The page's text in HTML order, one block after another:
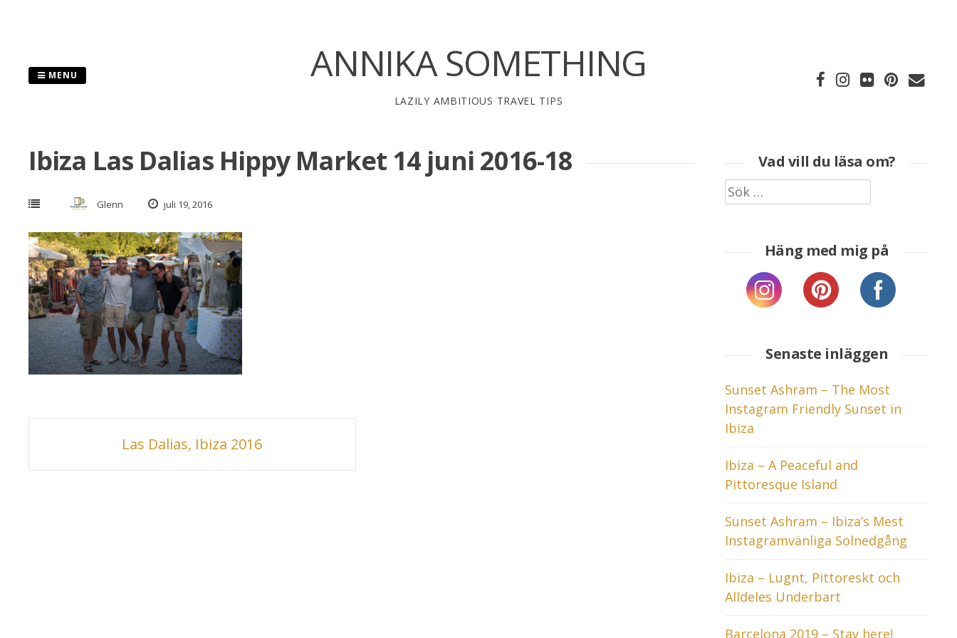
ANNIKA SOMETHING
LAZILY AMBITIOUS TRAVEL TIPS
MENU
Ibiza Las Dalias Hippy Market 14 juni 2016-18
Glenn juli 19, 2016
Inläggsnavigering
Las Dalias, Ibiza 2016
Vad vill du läsa om?
Sök
efter:
Häng med mig på
Senaste inläggen
Sunset Ashram – The Most
Instagram Friendly Sunset in
Ibiza
Ibiza – A Peaceful and
Pittoresque Island
Sunset Ashram – Ibiza’s Mest
Instagramvänliga Solnedgång
Ibiza – Lugnt, Pittoreskt och
Alldeles Underbart
Barcelona 2019 – Stay here!